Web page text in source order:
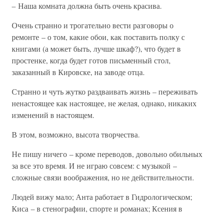
– Наша комната должна быть очень красива.
Очень странно и трогательно вести разговоры о
ремонте – о том, какие обои, как поставить полку с
книгами (а может быть, лучше шкаф?), что будет в
простенке, когда будет готов письменный стол,
заказанный в Кировске, на заводе отца.
Странно и чуть жутко раздваивать жизнь – переживать
ненастоящее как настоящее, не желая, однако, никаких
изменений в настоящем.
В этом, возможно, высота творчества.
Не пишу ничего – кроме переводов, довольно обильных
за все это время. И не играю совсем: с музыкой –
сложные связи воображения, но не действительности.
Людей вижу мало; Анта работает в Гидрологическом;
Киса – в стенографии, спорте и романах; Ксения в